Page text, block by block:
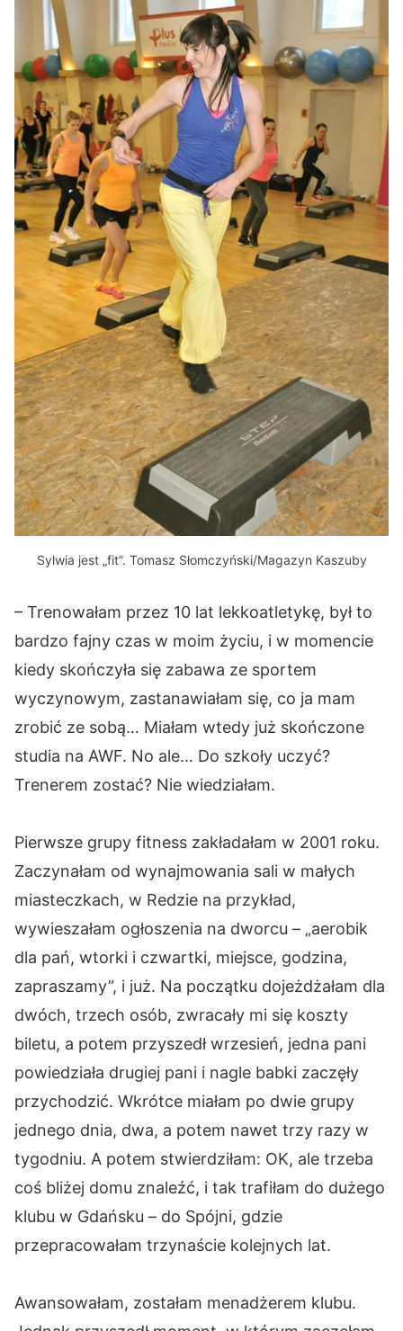
Sylwia jest „fit”. Tomasz Słomczyński/Magazyn Kaszuby
– Trenowałam przez 10 lat lekkoatletykę, był to
bardzo fajny czas w moim życiu, i w momencie
kiedy skończyła się zabawa ze sportem
wyczynowym, zastanawiałam się, co ja mam
zrobić ze sobą… Miałam wtedy już skończone
studia na AWF. No ale… Do szkoły uczyć?
Trenerem zostać? Nie wiedziałam.
Pierwsze grupy fitness zakładałam w 2001 roku.
Zaczynałam od wynajmowania sali w małych
miasteczkach, w Redzie na przykład,
wywieszałam ogłoszenia na dworcu – „aerobik
dla pań, wtorki i czwartki, miejsce, godzina,
zapraszamy”, i już. Na początku dojeżdżałam dla
dwóch, trzech osób, zwracały mi się koszty
biletu, a potem przyszedł wrzesień, jedna pani
powiedziała drugiej pani i nagle babki zaczęły
przychodzić. Wkrótce miałam po dwie grupy
jednego dnia, dwa, a potem nawet trzy razy w
tygodniu. A potem stwierdziłam: OK, ale trzeba
coś bliżej domu znaleźć, i tak trafiłam do dużego
klubu w Gdańsku – do Spójni, gdzie
przepracowałam trzynaście kolejnych lat.
Awansowałam, zostałam menadżerem klubu.